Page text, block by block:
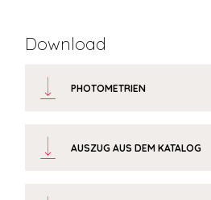
Download
PHOTOMETRIEN
AUSZUG AUS DEM KATALOG